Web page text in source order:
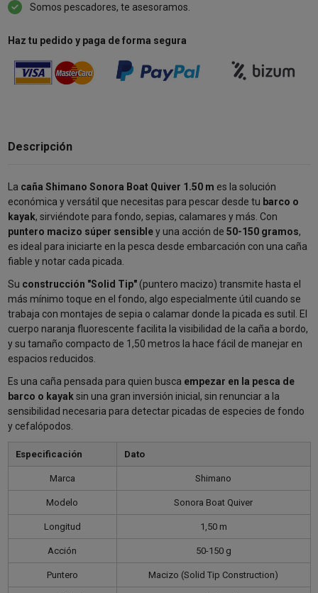
Somos pescadores, te asesoramos.
Haz tu pedido y paga de forma segura
Descripción
La caña Shimano Sonora Boat Quiver 1.50 m es la solución
económica y versátil que necesitas para pescar desde tu barco o
kayak, sirviéndote para fondo, sepias, calamares y más. Con
puntero macizo súper sensibley una acción de 50-150 gramos,
es ideal para iniciarte en la pesca desde embarcación con una caña
fiable y notar cada picada.
Su construcción "Solid Tip"(puntero macizo) transmite hasta el
más mínimo toque en el fondo, algo especialmente útil cuando se
trabaja con montajes de sepia o calamar donde la picada es sutil. El
cuerpo naranja fluorescente facilita la visibilidad de la caña a bordo,
y su tamaño compacto de 1,50 metros la hace fácil de manejar en
espacios reducidos.
Es una caña pensada para quien busca empezar en la pesca de
barco o kayaksin una gran inversión inicial, sin renunciar a la
sensibilidad necesaria para detectar picadas de especies de fondo
y cefalópodos.
Especificación Dato
Marca Shimano
Modelo Sonora Boat Quiver
Longitud 1,50 m
Acción 50-150 g
Puntero Macizo (Solid Tip Construction)